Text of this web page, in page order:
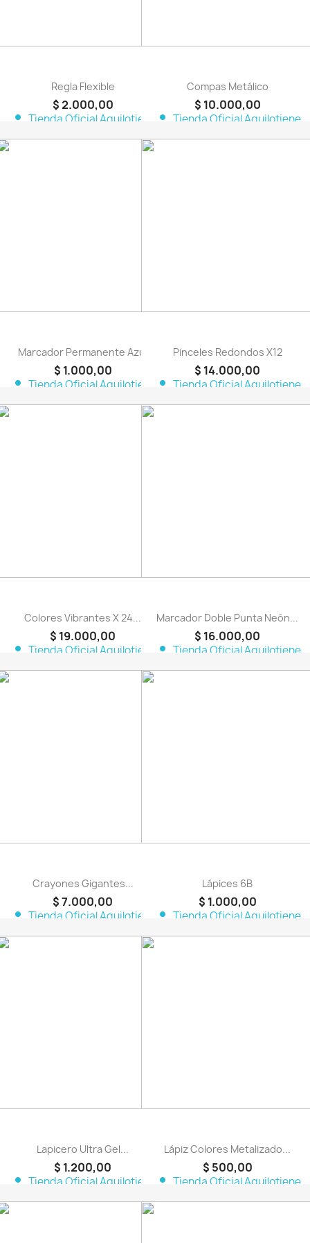
Regla Flexible
$ 2.000,00
person Tienda Oficial Aquilotiene
Compas Metálico
$ 10.000,00
person Tienda Oficial Aquilotiene
Marcador Permanente Azul
$ 1.000,00
person Tienda Oficial Aquilotiene
Pinceles Redondos X12
$ 14.000,00
person Tienda Oficial Aquilotiene
Colores Vibrantes X 24...
$ 19.000,00
person Tienda Oficial Aquilotiene
Marcador Doble Punta Neón...
$ 16.000,00
person Tienda Oficial Aquilotiene
Crayones Gigantes...
$ 7.000,00
person Tienda Oficial Aquilotiene
Lápices 6B
$ 1.000,00
person Tienda Oficial Aquilotiene
Lapicero Ultra Gel...
$ 1.200,00
person Tienda Oficial Aquilotiene
Lápiz Colores Metalizado...
$ 500,00
person Tienda Oficial Aquilotiene